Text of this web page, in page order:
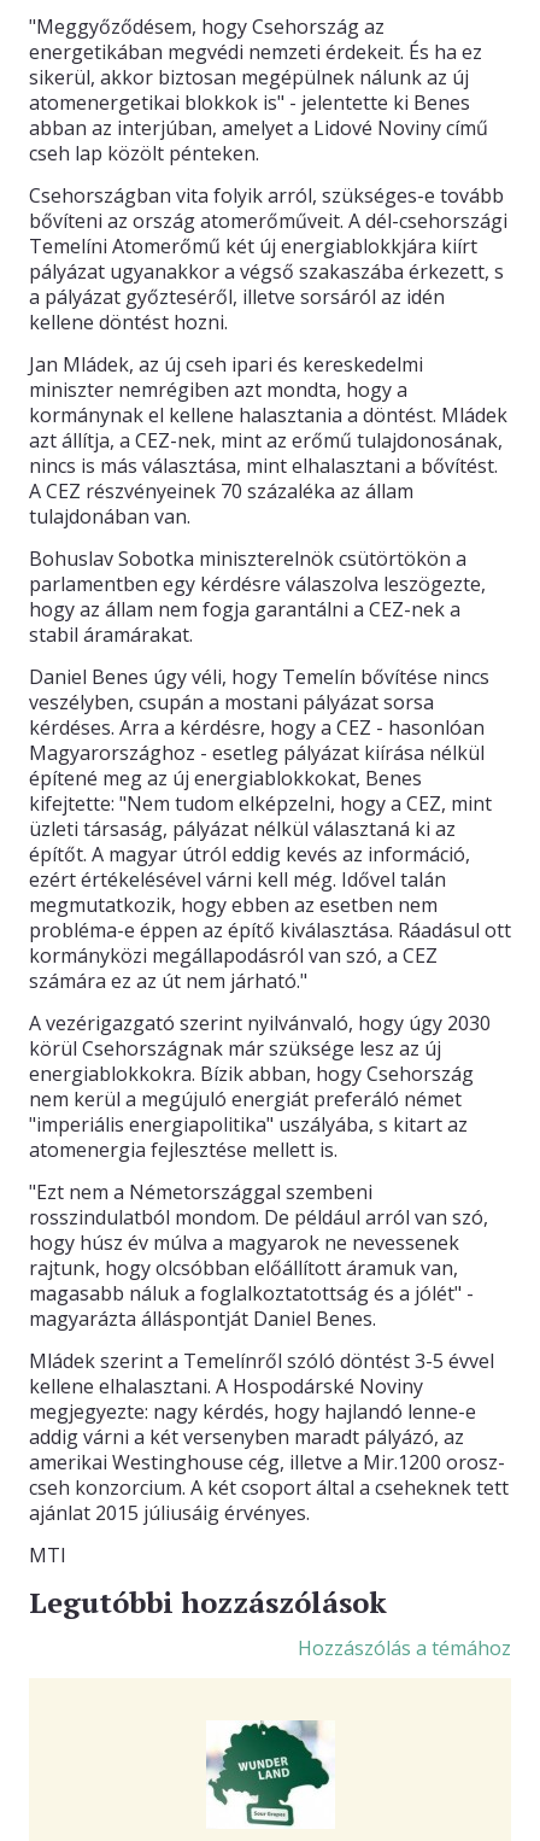
"Meggyőződésem, hogy Csehország az
energetikában megvédi nemzeti érdekeit. És ha ez
sikerül, akkor biztosan megépülnek nálunk az új
atomenergetikai blokkok is" - jelentette ki Benes
abban az interjúban, amelyet a Lidové Noviny című
cseh lap közölt pénteken.
Csehországban vita folyik arról, szükséges-e tovább
bővíteni az ország atomerőműveit. A dél-csehországi
Temelíni Atomerőmű két új energiablokkjára kiírt
pályázat ugyanakkor a végső szakaszába érkezett, s
a pályázat győzteséről, illetve sorsáról az idén
kellene döntést hozni.
Jan Mládek, az új cseh ipari és kereskedelmi
miniszter nemrégiben azt mondta, hogy a
kormánynak el kellene halasztania a döntést. Mládek
azt állítja, a CEZ-nek, mint az erőmű tulajdonosának,
nincs is más választása, mint elhalasztani a bővítést.
A CEZ részvényeinek 70 százaléka az állam
tulajdonában van.
Bohuslav Sobotka miniszterelnök csütörtökön a
parlamentben egy kérdésre válaszolva leszögezte,
hogy az állam nem fogja garantálni a CEZ-nek a
stabil áramárakat.
Daniel Benes úgy véli, hogy Temelín bővítése nincs
veszélyben, csupán a mostani pályázat sorsa
kérdéses. Arra a kérdésre, hogy a CEZ - hasonlóan
Magyarországhoz - esetleg pályázat kiírása nélkül
építené meg az új energiablokkokat, Benes
kifejtette: "Nem tudom elképzelni, hogy a CEZ, mint
üzleti társaság, pályázat nélkül választaná ki az
építőt. A magyar útról eddig kevés az információ,
ezért értékelésével várni kell még. Idővel talán
megmutatkozik, hogy ebben az esetben nem
probléma-e éppen az építő kiválasztása. Ráadásul ott
kormányközi megállapodásról van szó, a CEZ
számára ez az út nem járható."
A vezérigazgató szerint nyilvánvaló, hogy úgy 2030
körül Csehországnak már szüksége lesz az új
energiablokkokra. Bízik abban, hogy Csehország
nem kerül a megújuló energiát preferáló német
"imperiális energiapolitika" uszályába, s kitart az
atomenergia fejlesztése mellett is.
"Ezt nem a Németországgal szembeni
rosszindulatból mondom. De például arról van szó,
hogy húsz év múlva a magyarok ne nevessenek
rajtunk, hogy olcsóbban előállított áramuk van,
magasabb náluk a foglalkoztatottság és a jólét" -
magyarázta álláspontját Daniel Benes.
Mládek szerint a Temelínről szóló döntést 3-5 évvel
kellene elhalasztani. A Hospodárské Noviny
megjegyezte: nagy kérdés, hogy hajlandó lenne-e
addig várni a két versenyben maradt pályázó, az
amerikai Westinghouse cég, illetve a Mir.1200 orosz-
cseh konzorcium. A két csoport által a cseheknek tett
ajánlat 2015 júliusáig érvényes.
MTI
Legutóbbi hozzászólások
Hozzászólás a témához